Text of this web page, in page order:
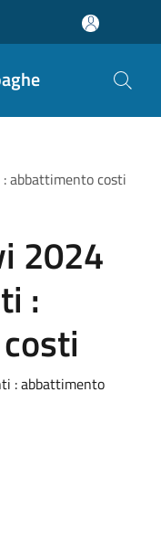
abbattimento costi
2024
:
: abbattimento